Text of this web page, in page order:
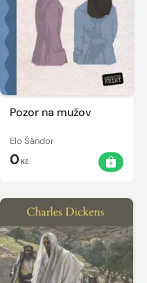
Pozor na mužov
Elo Šándor
0Kč